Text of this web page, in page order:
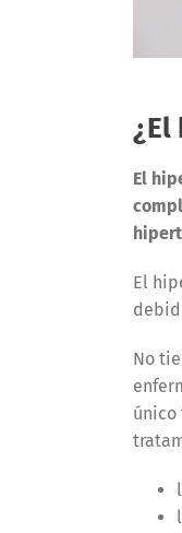
El
El
No
único